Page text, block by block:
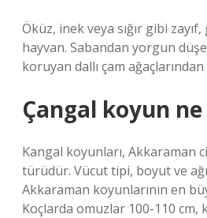
Öküz, inek veya sığır gibi zayıf,
hayvan. Sabandan yorgun
koruyan dallı çam ağaçlarından
Çangal koyun
Kangal koyunları, Akkaraman
türüdür. Vücut tipi, boyut ve
Akkaraman koyunlarının en
Koçlarda omuzlar 100-110 cm,